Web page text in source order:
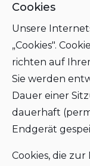
Cookies
Unsere
„Cookies".
richten auf
Sie werden
Dauer einer
dauerhaft
Endgerät
Cookies, die